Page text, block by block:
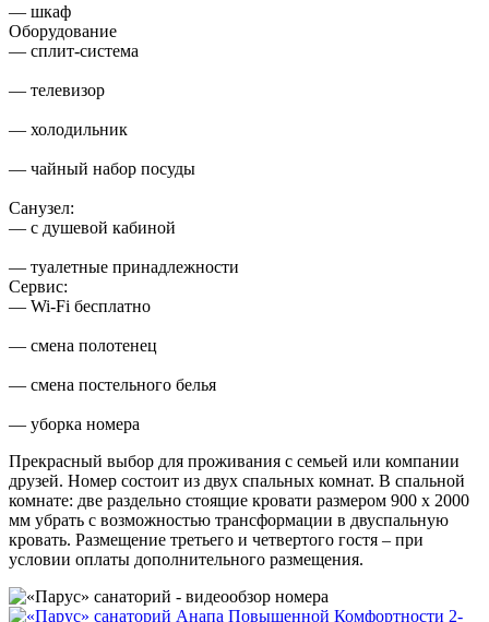
— шкаф
Оборудование
— сплит-система
— телевизор
— холодильник
— чайный набор посуды
Санузел:
— с душевой кабиной
— туалетные принадлежности
Сервис:
— Wi-Fi бесплатно
— смена полотенец
— смена постельного белья
— уборка номера
Прекрасный выбор для проживания с семьей или компании
друзей. Номер состоит из двух спальных комнат. В спальной
комнате: две раздельно стоящие кровати размером 900 х 2000
мм убрать с возможностью трансформации в двуспальную
кровать. Размещение третьего и четвертого гостя – при
условии оплаты дополнительного размещения.